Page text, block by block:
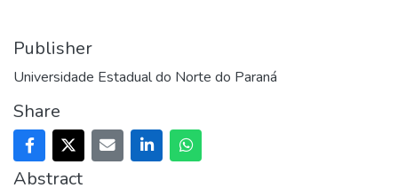
Publisher
Universidade Estadual do Norte do Paraná
Share
Abstract